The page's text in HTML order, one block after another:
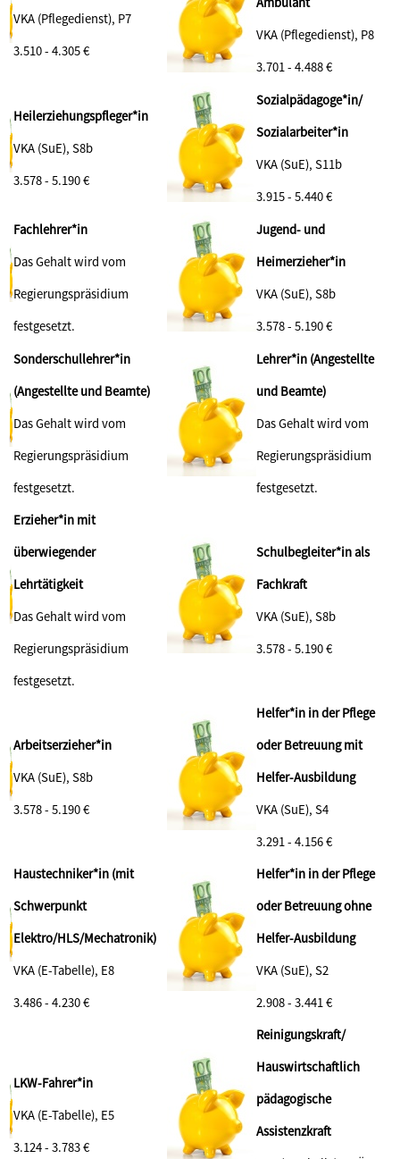
VKA (Pflegedienst), P7
3.510 - 4.305 €
VKA (Pflegedienst), P8
3.701 - 4.488 €
Heilerziehungspfleger*in
VKA (SuE), S8b
3.578 - 5.190€
Sozialpädagoge*in/
Sozialarbeiter*in
VKA (SuE), S11b
3.915 - 5.440 €
Fachlehrer*in
Das Gehalt wird vom
Regierungspräsidium
festgesetzt.
Jugend- und
Heimerzieher*in
VKA (SuE), S8b
3.578 - 5.190 €
Sonderschullehrer*in
(Angestellte und Beamte)
Das Gehalt wird vom
Regierungspräsidium
festgesetzt.
Lehrer*in (Angestellte
und Beamte)
Das Gehalt wird vom
Regierungspräsidium
festgesetzt.
Erzieher*in mit
überwiegender
Lehrtätigkeit
Das Gehalt wird vom
Regierungspräsidium
festgesetzt.
Schulbegleiter*in als
Fachkraft
VKA (SuE), S8b
3.578 - 5.190 €
Arbeitserzieher*in
VKA (SuE), S8b
3.578 - 5.190 €
Helfer*in in der Pflege
oder Betreuung mit
Helfer-Ausbildung
VKA (SuE), S4
3.291 - 4.156 €
Haustechniker*in (mit
Schwerpunkt
Elektro/HLS/Mechatronik)
VKA (E-Tabelle), E8
3.486 - 4.230 €
Helfer*in in der Pflege
oder Betreuung ohne
Helfer-Ausbildung
VKA (SuE), S2
2.908 - 3.441 €
LKW-Fahrer*in
VKA (E-Tabelle), E5
3.124 - 3.783 €
Reinigungskraft/
Hauswirtschaftlich
pädagogische
Assistenzkraft